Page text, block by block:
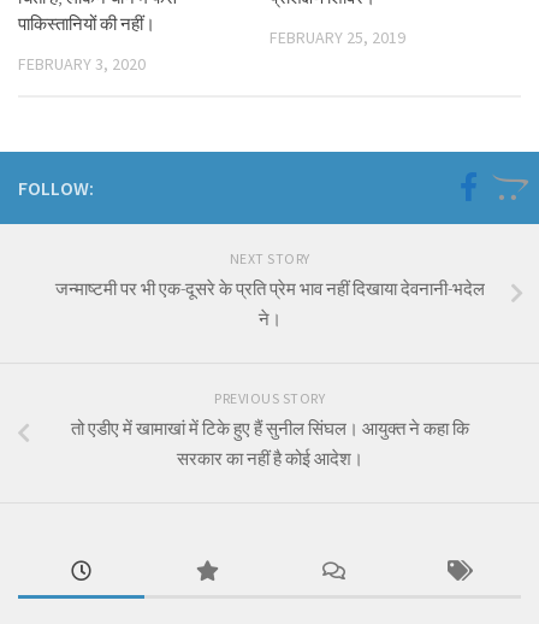
पाकिस्तानियों की नहीं।
FEBRUARY 3, 2020
FEBRUARY 25, 2019
FOLLOW:
NEXT STORY
जन्माष्टमी पर भी एक-दूसरे के प्रति प्रेम भाव नहीं दिखाया देवनानी-भदेल
ने।
PREVIOUS STORY
तो एडीए में खामाखां में टिके हुए हैं सुनील सिंघल। आयुक्त ने कहा कि
सरकार का नहीं है कोई आदेश।